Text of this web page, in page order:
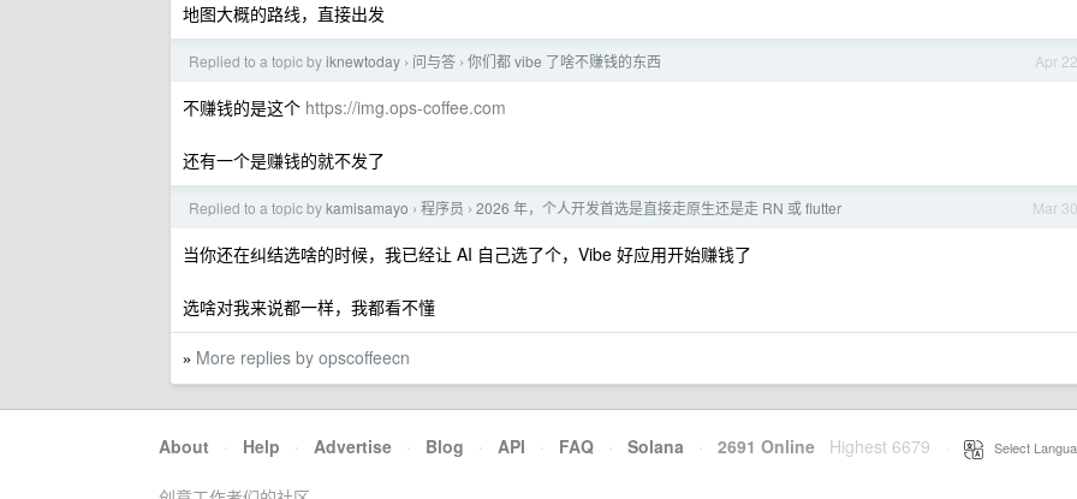
地图大概的路线，直接出发
Apr 22
Replied to a topic byiknewtoday › 问与答 › 你们都 vibe 了啥不赚钱的东西
不赚钱的是这个 https://img.ops-coffee.com
还有一个是赚钱的就不发了
Mar 30
Replied to a topic bykamisamayo › 程序员 › 2026 年，个人开发首选是直接走原生还是走 RN 或 flutter
当你还在纠结选啥的时候，我已经让 AI 自己选了个，Vibe 好应用开始赚钱了
选啥对我来说都一样，我都看不懂
» More replies by opscoffeecn
About · Help · Advertise · Blog · API · FAQ · Solana · 2691 Online Highest 6679 Select